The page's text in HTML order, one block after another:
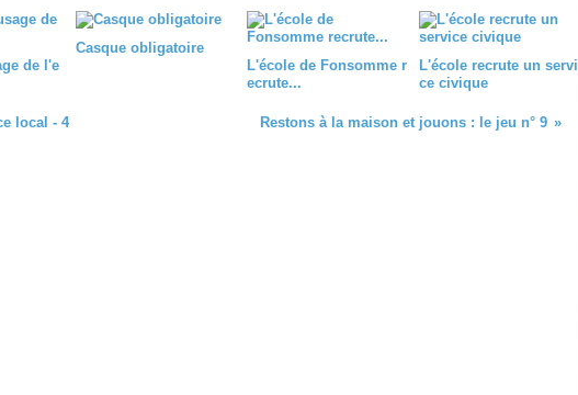
de l'e
Casque obligatoire
L'école de Fonsomme r
ecrute...
L'école recrute un servi
ce civique
local - 4 Restons à la maison et jouons : le jeu n° 9